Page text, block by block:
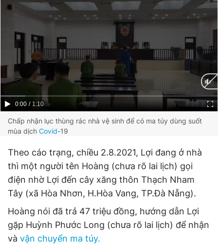
Theo dõi báo trên
Hotline
0906 645 777
Liên hệ quảng cáo
0908 780 404
Đặt báo Quảng cáo RSS Tòa soạn Chính sách bảo
Tổng biên tập: Nguyễn Ngọc Toàn
Phó tổng biên tập: Lâm Hiếu Dũng
Phó tổng biên tập: Trần Việt Hưng
Tổng thư ký tòa soạn: Đức Trung
Giấy phép xuất bản số 110/GP - BTTTT cấp ngày 24.3.2020
© 2003-2026 Bản quyền thuộc về Báo Thanh Niên. Cấm sao
chép dưới mọi hình thức nếu không có sự chấp thuận bằng văn
bản. Phát triển bởi ePi Technologies, JSC.
Current
Time
0:00 / Duration
1:10
Chấp nhận lục thùng rác nhà vệ sinh để có ma túy dùng suốt
mùa dịch Covid-19
Theo cáo trạng, chiều 2.8.2021, Lợi đang ở nhà
thì một người tên Hoàng (chưa rõ lai lịch) gọi
điện nhờ Lợi đến cây xăng thôn Thạch Nham
Tây (xã Hòa Nhơn, H.Hòa Vang, TP.Đà Nẵng).
Hoàng nói đã trả 47 triệu đồng, hướng dẫn Lợi
gặp Huỳnh Phước Long (chưa rõ lai lịch) để nhận
và vận chuyển ma túy.